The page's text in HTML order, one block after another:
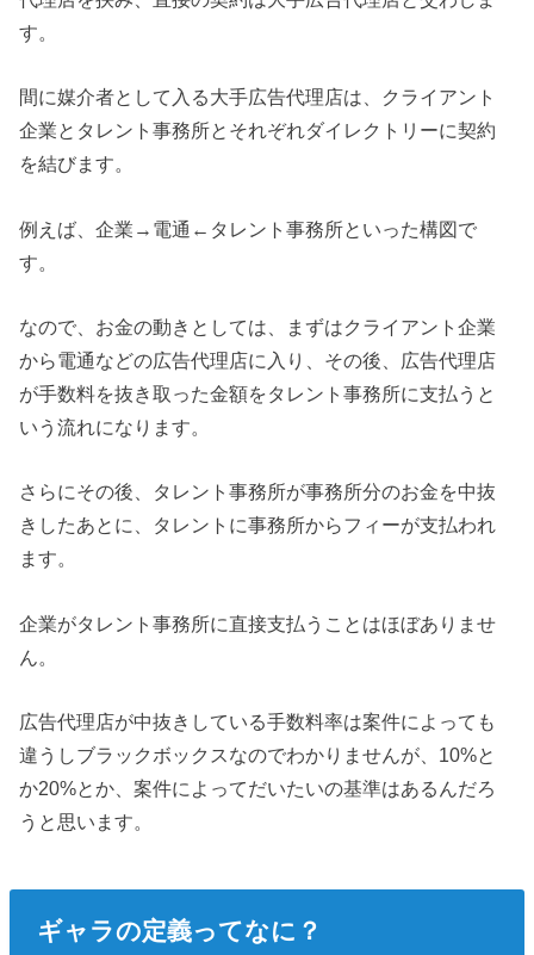
す。
間に媒介者として入る大手広告代理店は、クライアント
企業とタレント事務所とそれぞれダイレクトリーに契約
を結びます。
例えば、企業→電通←タレント事務所といった構図で
す。
なので、お金の動きとしては、まずはクライアント企業
から電通などの広告代理店に入り、その後、広告代理店
が手数料を抜き取った金額をタレント事務所に支払うと
いう流れになります。
さらにその後、タレント事務所が事務所分のお金を中抜
きしたあとに、タレントに事務所からフィーが支払われ
ます。
企業がタレント事務所に直接支払うことはほぼありませ
ん。
広告代理店が中抜きしている手数料率は案件によっても
違うしブラックボックスなのでわかりませんが、10%と
か20%とか、案件によってだいたいの基準はあるんだろ
うと思います。
ギャラの定義ってなに？